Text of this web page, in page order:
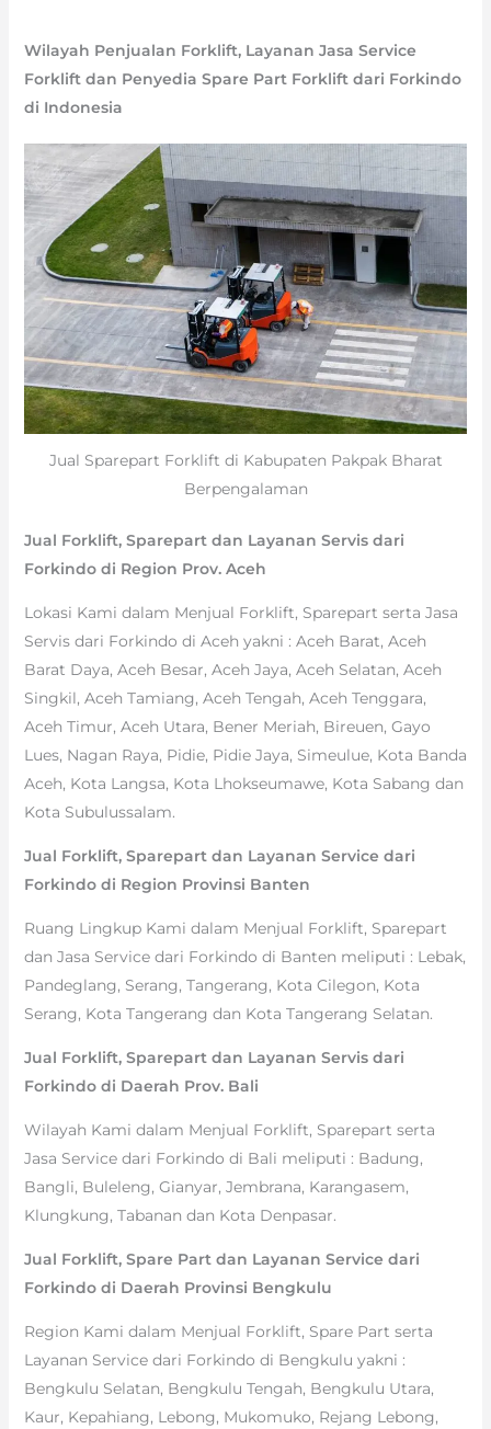
Wilayah Penjualan Forklift, Layanan Jasa Service
Forklift dan Penyedia Spare Part Forklift dari Forkindo
di Indonesia
Jual Sparepart Forklift di Kabupaten Pakpak Bharat
Berpengalaman
Jual Forklift, Sparepart dan Layanan Servis dari
Forkindo di Region Prov. Aceh
Lokasi Kami dalam Menjual Forklift, Sparepart serta Jasa
Servis dari Forkindo di Aceh yakni : Aceh Barat, Aceh
Barat Daya, Aceh Besar, Aceh Jaya, Aceh Selatan, Aceh
Singkil, Aceh Tamiang, Aceh Tengah, Aceh Tenggara,
Aceh Timur, Aceh Utara, Bener Meriah, Bireuen, Gayo
Lues, Nagan Raya, Pidie, Pidie Jaya, Simeulue, Kota Banda
Aceh, Kota Langsa, Kota Lhokseumawe, Kota Sabang dan
Kota Subulussalam.
Jual Forklift, Sparepart dan Layanan Service dari
Forkindo di Region Provinsi Banten
Ruang Lingkup Kami dalam Menjual Forklift, Sparepart
dan Jasa Service dari Forkindo di Banten meliputi : Lebak,
Pandeglang, Serang, Tangerang, Kota Cilegon, Kota
Serang, Kota Tangerang dan Kota Tangerang Selatan.
Jual Forklift, Sparepart dan Layanan Servis dari
Forkindo di Daerah Prov. Bali
Wilayah Kami dalam Menjual Forklift, Sparepart serta
Jasa Service dari Forkindo di Bali meliputi : Badung,
Bangli, Buleleng, Gianyar, Jembrana, Karangasem,
Klungkung, Tabanan dan Kota Denpasar.
Jual Forklift, Spare Part dan Layanan Service dari
Forkindo di Daerah Provinsi Bengkulu
Region Kami dalam Menjual Forklift, Spare Part serta
Layanan Service dari Forkindo di Bengkulu yakni :
Bengkulu Selatan, Bengkulu Tengah, Bengkulu Utara,
Kaur, Kepahiang, Lebong, Mukomuko, Rejang Lebong,